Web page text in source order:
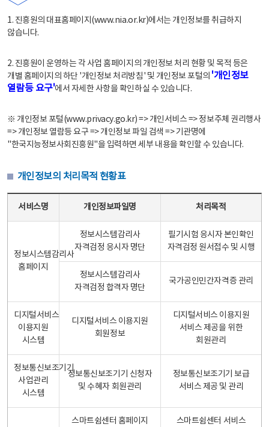
1. 진흥원의 대표홈페이지(www.nia.or.kr)에서는 개인정보를 취급하지
않습니다.
2. 진흥원이 운영하는 각 사업 홈페이지의 개인정보 처리 현황 및 목적 등은
개별 홈페이지의 하단 '개인정보 처리방침' 및 개인정보 포털의 '개인정보
열람등 요구'에서 자세한 사항을 확인하실 수 있습니다.
※ 개인정보 포털(www.privacy.go.kr) => 개인서비스 => 정보주체 권리행사
=> 개인정보 열람등 요구 => 개인정보 파일 검색 => 기관명에
"한국지능정보사회진흥원"을 입력하면 세부 내용을 확인할 수 있습니다.
개인정보의 처리목적 현황표
서비스명 개인정보파일명 처리목적
정보시스템감리사
홈페이지
정보시스템감리사
자격검정 응시자 명단
필기시험 응시자 본인확인
자격검정 원서접수 및 시행
정보시스템감리사
자격검정 합격자 명단
국가공인민간자격증 관리
디지털서비스
이용지원
시스템
디지털서비스 이용지원
회원정보
디지털서비스 이용지원
서비스 제공을 위한
회원관리
정보통신보조기기
사업관리
시스템
정보통신보조기기 신청자
및 수혜자 회원관리
정보통신보조기기 보급
서비스 제공 및 관리
스마트쉼센터 홈페이지
스마트쉼센터 서비스